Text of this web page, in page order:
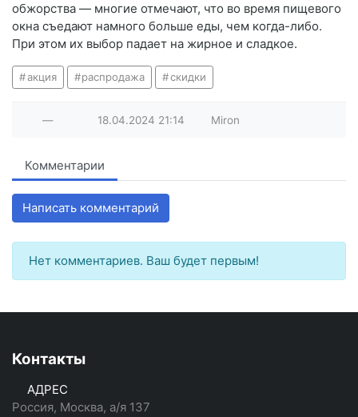
обжорства — многие отмечают, что во время пищевого
окна съедают намного больше еды, чем когда-либо.
При этом их выбор падает на жирное и сладкое.
акция распродажа скидки
— 18.04.2024 21:14 Miron
Комментарии
Написать комментарий
Нет комментариев. Ваш будет первым!
Контакты
АДРЕС
Россия, Москва, а/я 137